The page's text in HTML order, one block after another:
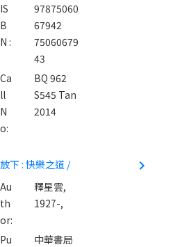
IS
B
N :
97875060
67942
75060679
43
Ca
ll
N
o:
BQ 962
S545 Tan
2014
放下 : 快樂之道 /
Au
th
or:
釋星雲,
1927-,
Pu
中華書局
navigate_next